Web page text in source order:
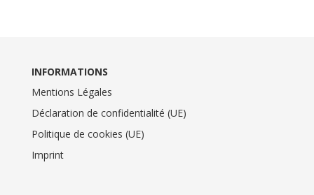
INFORMATIONS
Mentions Légales
Déclaration de confidentialité (UE)
Politique de cookies (UE)
Imprint